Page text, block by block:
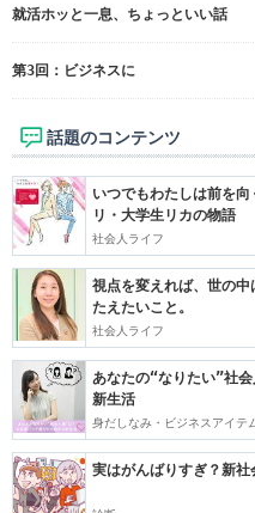
就活ホッと一息、ちょっといい話
第3回：ビジネスに
話題のコンテンツ
いつでもわたしは前を
リ・大学生リカの物語
社会人ライフ
視点を変えれば、世の
たえたいこと。
社会人ライフ
あなたの“なりたい”社
新生活
身だしなみ・ビジネスアイテ
実はがんばりすぎ？新